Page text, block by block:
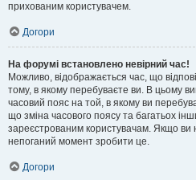
прихованим користувачем.
Догори
На форумі встановлено невірний час!
Можливо, відображається час, що
тому, в якому перебуваєте ви. В цьому
часовий пояс на той, в якому ви
що зміна часового поясу та багатьох
зареєстрованим користувачам. Якщо ви
непоганий момент зробити це.
Догори